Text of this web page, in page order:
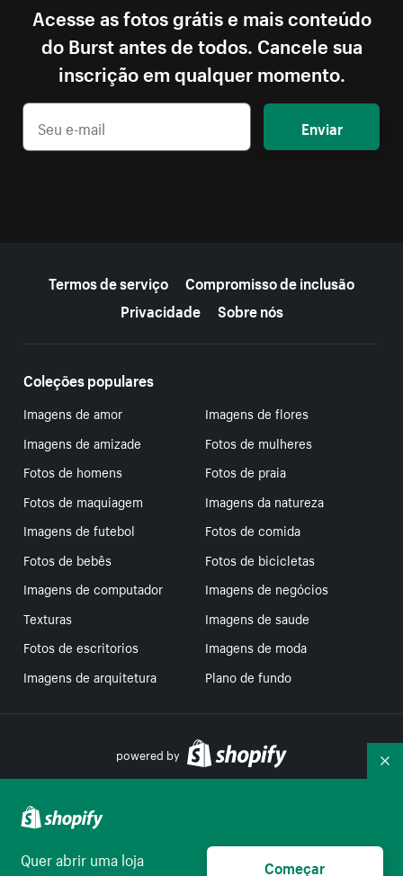
Acesse as fotos grátis e mais conteúdo
do Burst antes de todos. Cancele sua
inscrição em qualquer momento.
Enviar
Termos de serviço
Compromisso de inclusão
Privacidade
Sobre nós
Coleções populares
Imagens de amor
Imagens de flores
Imagens de amizade
Fotos de mulheres
Fotos de homens
Fotos de praia
Fotos de maquiagem
Imagens da natureza
Imagens de futebol
Fotos de comida
Fotos de bebês
Fotos de bicicletas
Imagens de computador
Imagens de negócios
Texturas
Imagens de saude
Fotos de escritorios
Imagens de moda
Imagens de arquitetura
Plano de fundo
powered by
Suas escolhas de privacidade
Quer abrir uma loja
Começar